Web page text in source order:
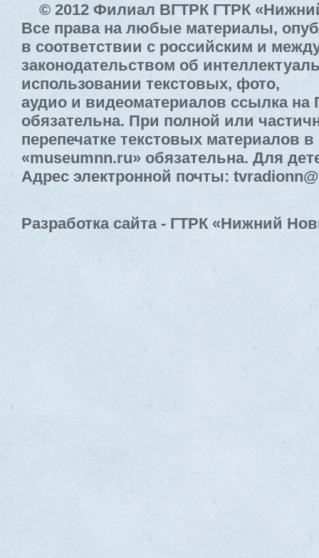
© 2012 Филиал ВГТРК ГТРК
Все права на любые материалы,
в соответствии с российским и
законодательством об
использовании текстовых, фото,
аудио и видеоматериалов ссылка
обязательна. При полной или
перепечатке текстовых материалов
«museumnn.ru» обязательна. Для
Адрес электронной почты:
Разработка сайта - ГТРК «Нижний